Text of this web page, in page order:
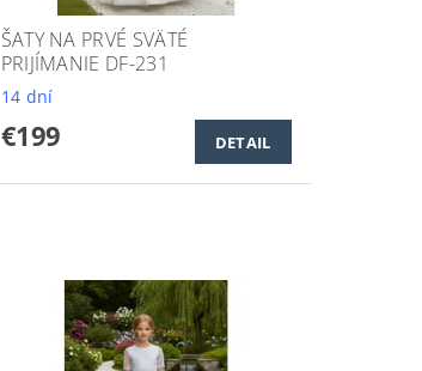
ŠATY NA PRVÉ SVÄTÉ
PRIJÍMANIE DF-231
14 dní
€199 DETAIL